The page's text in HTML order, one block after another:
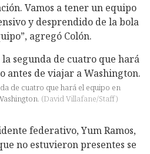
Vamos a tener un equipo
y desprendido de la bola
agregó Colón.
de cuatro que hará el equipo en
(David Villafane/Staff)
federativo, Yum Ramos,
no estuvieron presentes se